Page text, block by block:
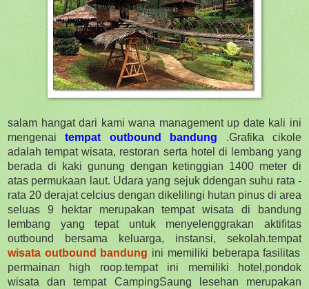
salam hangat dari kami wana management up date kali ini
mengenaitempat outbound bandung .Grafika cikole
adalah tempat wisata, restoran serta hotel di lembang yang
berada di kaki gunung dengan ketinggian 1400 meter di
atas permukaan laut. Udara yang sejuk ddengan suhu rata -
rata 20 derajat celcius dengan dikelilingi hutan pinus di area
seluas 9 hektar merupakan tempat wisata di bandung
lembang yang tepat untuk menyelenggrakan aktifitas
outbound bersama keluarga, instansi, sekolah.tempat
wisata outbound bandung ini memiliki beberapa fasilitas
permainan high roop.tempat ini memiliki hotel,pondok
wisata dan tempat CampingSaung lesehan merupakan